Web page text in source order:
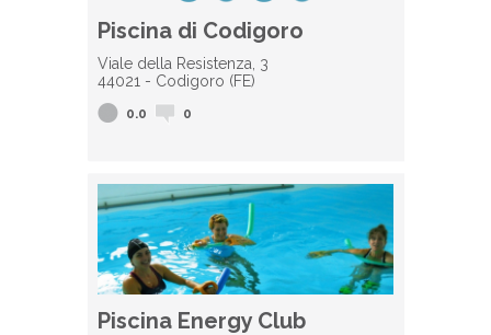
Piscina di Codigoro
Viale della Resistenza, 3
44021 - Codigoro (FE)
0.0 0
Piscina Energy Club